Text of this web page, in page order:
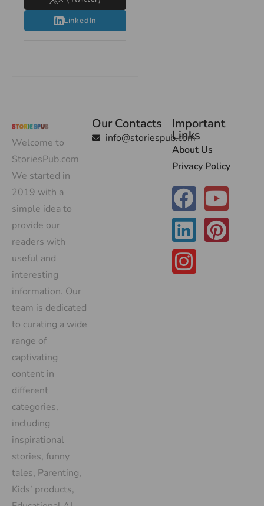
LinkedIn
Welcome to
StoriesPub.com
We started in
2019 with a
simple idea to
provide our
readers with
useful and
interesting
information. Our
team is dedicated
to curating a wide
range of
captivating
content in
different
categories,
including
inspirational
stories, funny
tales, Parenting,
Kids’ products,
Our Contacts
info@storiespub.com
Important
Links
About Us
Privacy Policy